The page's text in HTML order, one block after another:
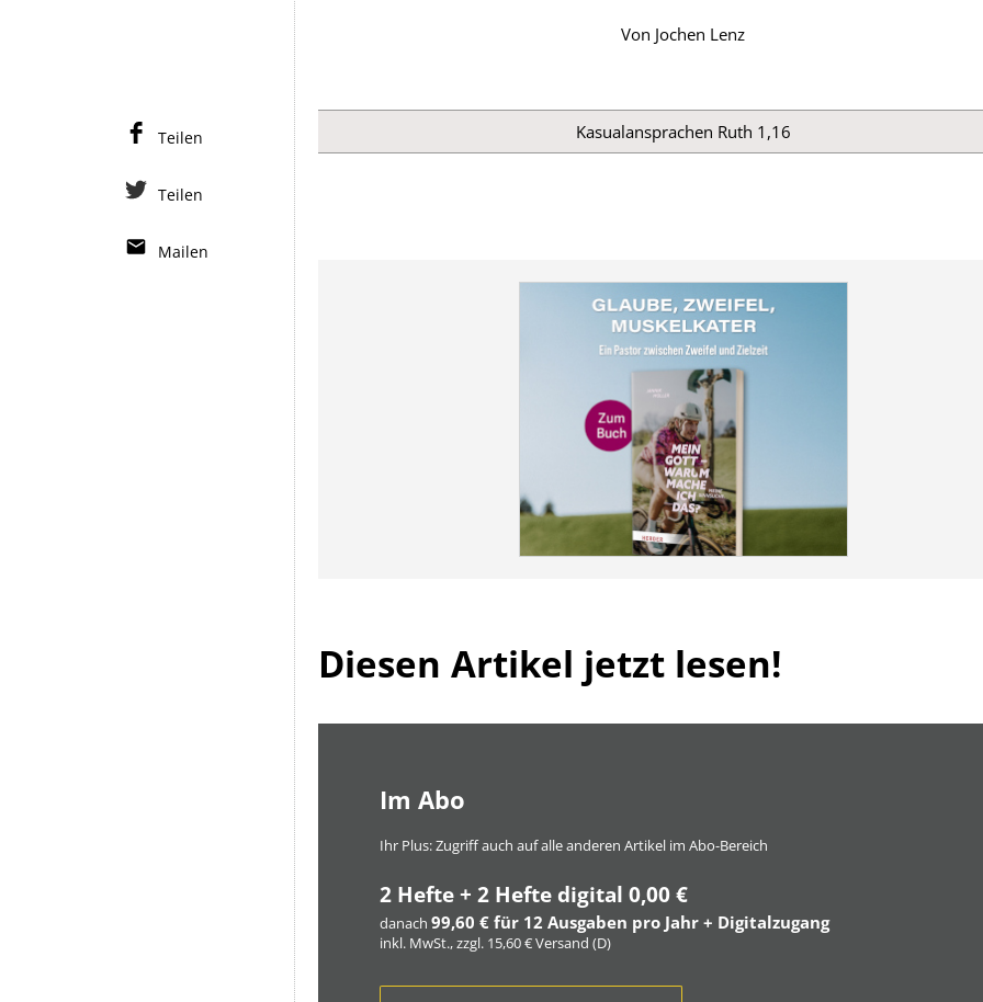
Von Jochen Lenz
Kasualansprachen Ruth 1,16
Diesen Artikel jetzt lesen!
Im Abo
Ihr Plus: Zugriff auch auf alle anderen Artikel im Abo-Bereich
2 Hefte + 2 Hefte digital 0,00 €
danach 99,60 € für 12 Ausgaben pro Jahr + Digitalzugang
inkl. MwSt., zzgl. 15,60 € Versand (D)
Teilen
Teilen
Mailen